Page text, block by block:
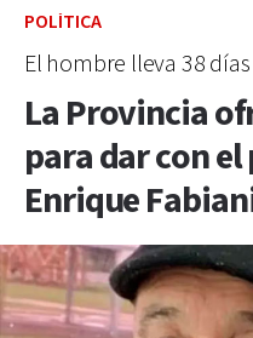
POLÍTICA
El hombre lleva 38
La Provincia
para dar con
Enrique